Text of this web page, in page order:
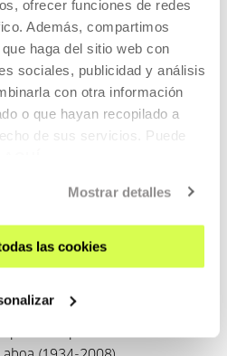
ofrecer funciones de redes
Además, compartimos
haga del sitio web con
sociales, publicidad y análisis
con otra información
o que hayan recopilado a
de sus servicios. Puede
Mostrar detalles
las cookies
ha participado tocando